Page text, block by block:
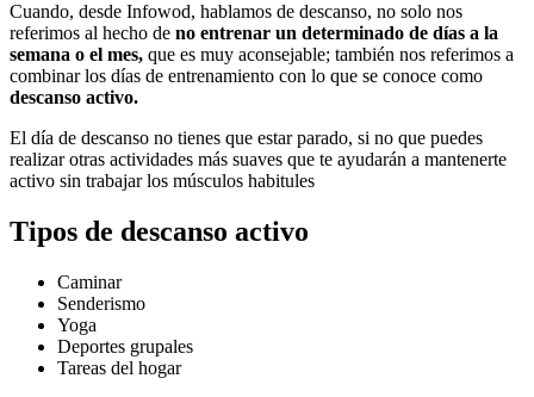
Cuando, desde Infowod, hablamos de descanso, no solo nos
referimos al hecho de no entrenar un determinado de días a la
semana o el mes, que es muy aconsejable; también nos referimos a
combinar los días de entrenamiento con lo que se conoce como
descanso activo.
El día de descanso no tienes que estar parado, si no que puedes
realizar otras actividades más suaves que te ayudarán a mantenerte
activo sin trabajar los músculos habitules
Tipos de descanso activo
Caminar
Senderismo
Yoga
Deportes grupales
Tareas del hogar